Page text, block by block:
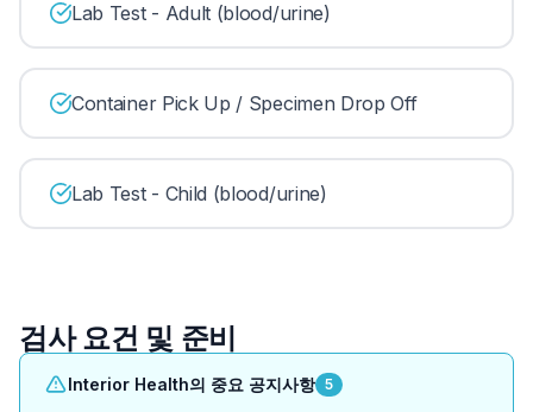
Lab Test - Adult (blood/urine)
Container Pick Up / Specimen Drop Off
Lab Test - Child (blood/urine)
검사 요건 및 준비
Interior Health의 중요 공지사항 5